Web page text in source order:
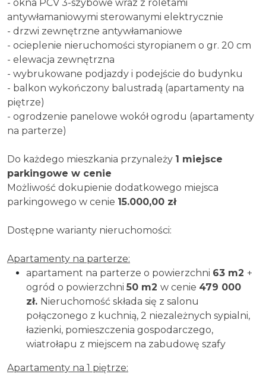
- okna PCV 3-szybowe wraz z roletami
antywłamaniowymi sterowanymi elektrycznie
- drzwi zewnętrzne antywłamaniowe
- ocieplenie nieruchomości styropianem o gr. 20 cm
- elewacja zewnętrzna
- wybrukowane podjazdy i podejście do budynku
- balkon wykończony balustradą (apartamenty na
piętrze)
- ogrodzenie panelowe wokół ogrodu (apartamenty
na parterze)
Do każdego mieszkania przynależy 1 miejsce
parkingowe w cenie
Możliwość dokupienie dodatkowego miejsca
parkingowego w cenie 15.000,00 zł
Dostępne warianty nieruchomości:
Apartamenty na parterze:
apartament na parterze o powierzchni 63 m2 +
ogród o powierzchni 50 m2 w cenie 479 000
zł. Nieruchomość składa się z salonu
połączonego z kuchnią, 2 niezależnych sypialni,
łazienki, pomieszczenia gospodarczego,
wiatrołapu z miejscem na zabudowę szafy
Apartamenty na 1 piętrze: